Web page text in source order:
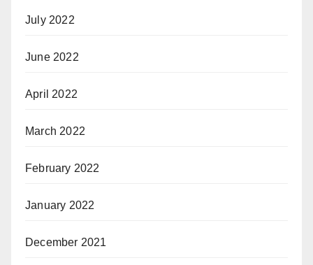
July 2022
June 2022
April 2022
March 2022
February 2022
January 2022
December 2021